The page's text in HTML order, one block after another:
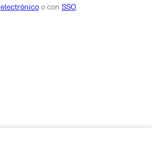
electrónicoo con SSO.